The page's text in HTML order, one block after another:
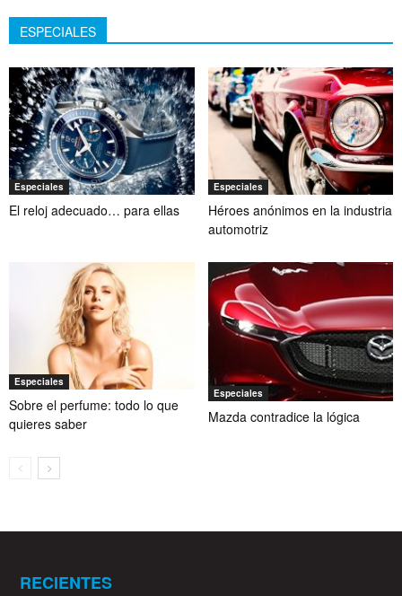
ESPECIALES
Especiales
El reloj adecuado… para ellas
Especiales
Héroes anónimos en la industria
automotriz
Especiales
Sobre el perfume: todo lo que
quieres saber
Especiales
Mazda contradice la lógica
RECIENTES